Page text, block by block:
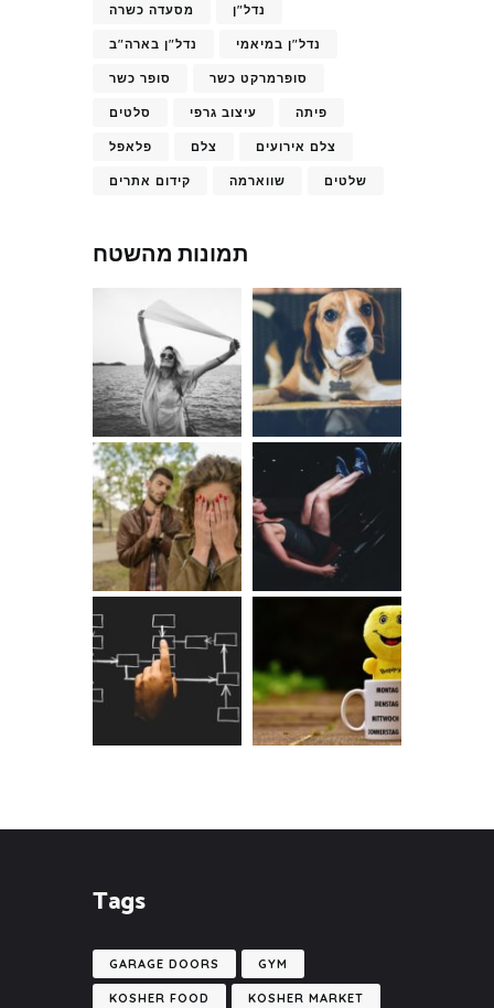
מסעדה כשרה נדל"ן
נדל"ן בארה"ב נדל"ן במיאמי
סופר כשר סופרמרקט כשר
סלטים עיצוב גרפי פיתה
פלאפל צלם צלם אירועים
קידום אתרים שווארמה שלטים
תמונות מהשטח
Tags
GARAGE DOORS GYM
KOSHER FOOD KOSHER MARKET